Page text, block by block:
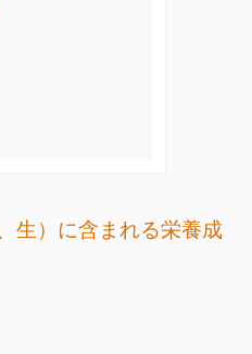
生）に含まれる栄養成